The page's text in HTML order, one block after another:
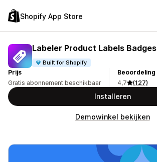
Shopify App Store
Labeler Product Labels Badges
Built for Shopify
Prijs
Gratis abonnement beschikbaar
Beoordeling
4,7
(127)
Installeren
Demowinkel bekijken